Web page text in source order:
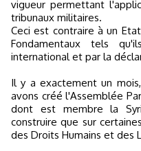
vigueur permettant
tribunaux militaires.
Ceci est contraire à un
Fondamentaux tels
international et par la
Il y a exactement un
avons créé l'Assemblée
dont est membre la
construire que sur
des Droits Humains et des